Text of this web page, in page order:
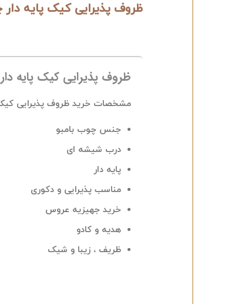
ظروف پذیرایی کیک پایه دار
ظروف پذیرایی کیک پایه
مشخصات خرید ظروف پذیرایی کیک
جنس چوب بامبو
درب شیشه ای
پایه دار
مناسب پذیرایی و دکوری
خرید جهیزیه عروس
هدیه و کادو
ظریف ، زیبا و شیک